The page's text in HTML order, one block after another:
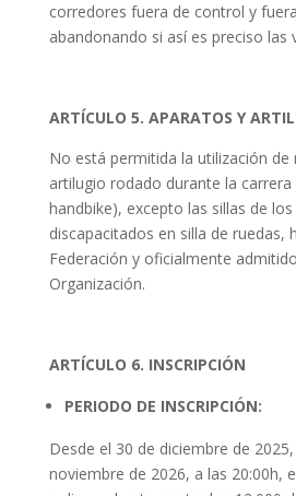
corredores fuera de control y
abandonando si así es preciso las
ARTÍCULO 5. APARATOS Y
No está permitida la utilización de
artilugio rodado durante la carrera
handbike), excepto las sillas de
discapacitados en silla de ruedas,
Federación y oficialmente
Organización.
ARTÍCULO 6. INSCRIPCIÓN
PERIODO DE INSCRIPCIÓN:
Desde el 30 de diciembre de
noviembre de 2026, a las 20:00h,